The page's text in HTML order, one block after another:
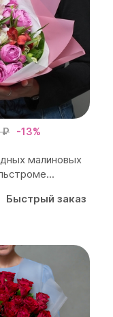
₽ -13%
малиновых
Быстрый заказ